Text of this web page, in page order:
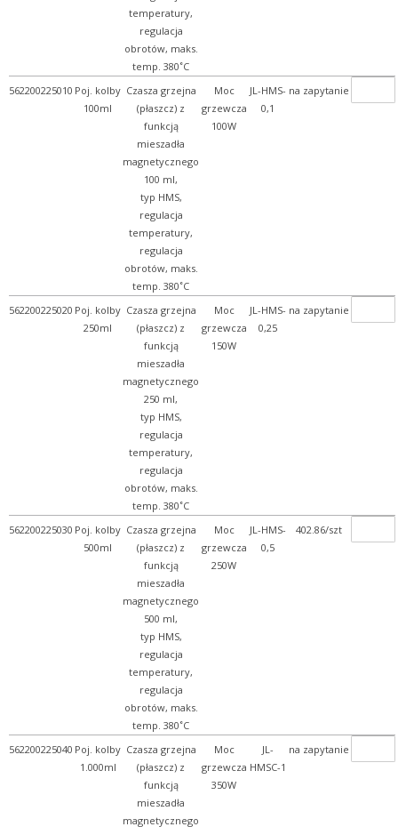
temperatury,
regulacja
obrotów, maks.
temp. 380˚C
562200225010 Poj. kolby
100ml
Czasza grzejna
(płaszcz) z
funkcją
mieszadła
magnetycznego
100 ml,
typ HMS,
regulacja
temperatury,
regulacja
obrotów, maks.
temp. 380˚C
Moc
grzewcza
100W
JL-HMS-
0,1
na zapytanie
562200225020 Poj. kolby
250ml
Czasza grzejna
(płaszcz) z
funkcją
mieszadła
magnetycznego
250 ml,
typ HMS,
regulacja
temperatury,
regulacja
obrotów, maks.
temp. 380˚C
Moc
grzewcza
150W
JL-HMS-
0,25
na zapytanie
562200225030 Poj. kolby
500ml
Czasza grzejna
(płaszcz) z
funkcją
mieszadła
magnetycznego
500 ml,
typ HMS,
regulacja
temperatury,
regulacja
obrotów, maks.
temp. 380˚C
Moc
grzewcza
250W
JL-HMS-
0,5
402.86/szt
562200225040 Poj. kolby
1.000ml
Czasza grzejna
(płaszcz) z
funkcją
mieszadła
magnetycznego
Moc
grzewcza
350W
JL-
HMSC-1
na zapytanie